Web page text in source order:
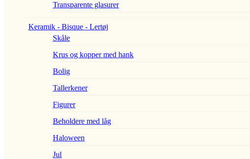
Transparente glasurer
Keramik - Bisque - Lertøj
Skåle
Krus og kopper med hank
Bolig
Tallerkener
Figurer
Beholdere med låg
Haloween
Jul